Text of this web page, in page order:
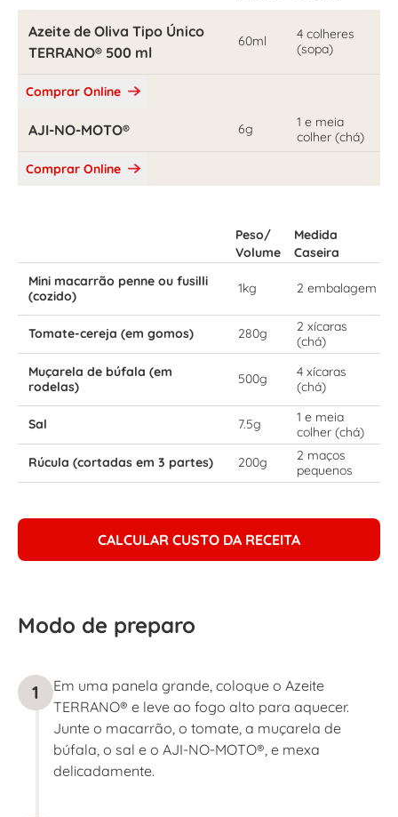
Azeite de Oliva Tipo Único
TERRANO® 500 ml
60ml
4 colheres
(sopa)
Comprar Online
AJI-NO-MOTO® 6g
1 e meia
colher (chá)
Comprar Online
Peso/
Volume
Medida
Caseira
Mini macarrão penne ou fusilli
(cozido)
1kg 2 embalagem
Tomate-cereja (em gomos) 280g
2 xícaras
(chá)
Muçarela de búfala (em
rodelas)
500g
4 xícaras
(chá)
Sal 7.5g
1 e meia
colher (chá)
Rúcula (cortadas em 3 partes)
200g
2 maços
pequenos
CALCULAR CUSTO DA RECEITA
Modo de preparo
1
Em uma panela grande, coloque o Azeite
TERRANO® e leve ao fogo alto para aquecer.
Junte o macarrão, o tomate, a muçarela de
búfala, o sal e o AJI-NO-MOTO®, e mexa
delicadamente.